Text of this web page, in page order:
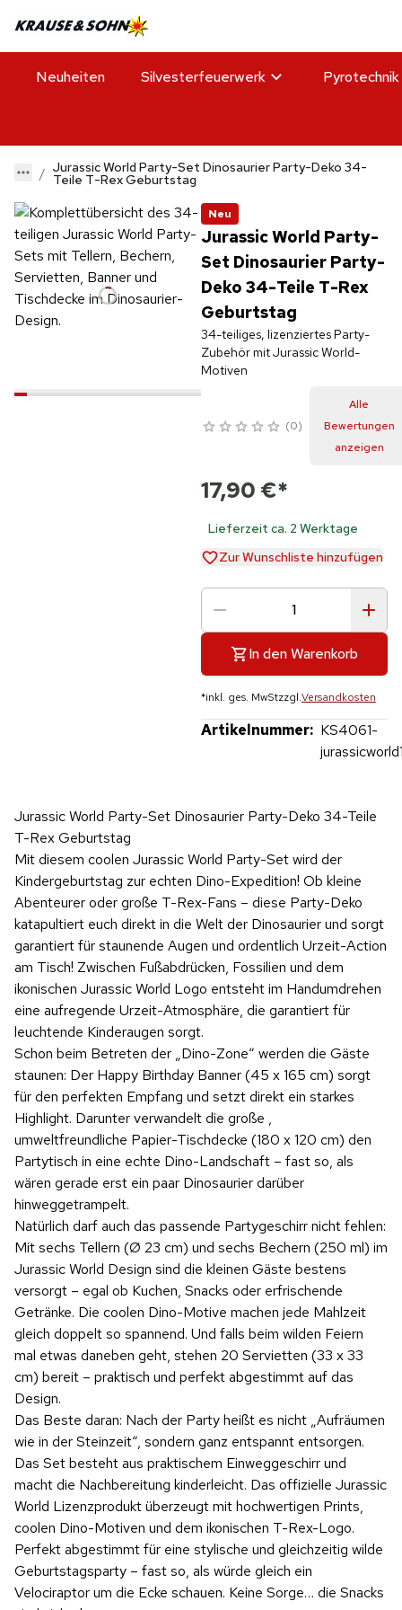
Neuheiten Silvesterfeuerwerk Pyrotechnik
Jurassic World Party-Set Dinosaurier Party-Deko 34-
Teile T-Rex Geburtstag
Neu
Jurassic World Party-
Set Dinosaurier Party-
Deko 34-Teile T-Rex
Geburtstag
34-teiliges, lizenziertes Party-
Zubehör mit Jurassic World-
Motiven
0
Alle
Bewertungen
anzeigen
17,90 €*
Lieferzeit ca. 2 Werktage
Zur Wunschliste hinzufügen
In den Warenkorb
*inkl. ges. MwStzzgl.Versandkosten
Artikelnummer: KS4061-
Jurassic World Party-Set Dinosaurier Party-Deko 34-Teile
T-Rex Geburtstag
Mit diesem coolen Jurassic World Party-Set wird der
Kindergeburtstag zur echten Dino-Expedition! Ob kleine
Abenteurer oder große T-Rex-Fans – diese Party-Deko
katapultiert euch direkt in die Welt der Dinosaurier und sorgt
garantiert für staunende Augen und ordentlich Urzeit-Action
am Tisch! Zwischen Fußabdrücken, Fossilien und dem
ikonischen Jurassic World Logo entsteht im Handumdrehen
eine aufregende Urzeit-Atmosphäre, die garantiert für
leuchtende Kinderaugen sorgt.
Schon beim Betreten der „Dino-Zone“ werden die Gäste
staunen: Der Happy Birthday Banner (45 x 165 cm) sorgt
für den perfekten Empfang und setzt direkt ein starkes
Highlight. Darunter verwandelt die große ,
umweltfreundliche Papier-Tischdecke (180 x 120 cm) den
Partytisch in eine echte Dino-Landschaft – fast so, als
wären gerade erst ein paar Dinosaurier darüber
hinweggetrampelt.
Natürlich darf auch das passende Partygeschirr nicht fehlen:
Mit sechs Tellern (Ø 23 cm) und sechs Bechern (250 ml) im
Jurassic World Design sind die kleinen Gäste bestens
versorgt – egal ob Kuchen, Snacks oder erfrischende
Getränke. Die coolen Dino-Motive machen jede Mahlzeit
gleich doppelt so spannend. Und falls beim wilden Feiern
mal etwas daneben geht, stehen 20 Servietten (33 x 33
cm) bereit – praktisch und perfekt abgestimmt auf das
Design.
Das Beste daran: Nach der Party heißt es nicht „Aufräumen
wie in der Steinzeit“, sondern ganz entspannt entsorgen.
Das Set besteht aus praktischem Einweggeschirr und
macht die Nachbereitung kinderleicht. Das offizielle Jurassic
World Lizenzprodukt überzeugt mit hochwertigen Prints,
coolen Dino-Motiven und dem ikonischen T-Rex-Logo.
Perfekt abgestimmt für eine stylische und gleichzeitig wilde
Geburtstagsparty – fast so, als würde gleich ein
Velociraptor um die Ecke schauen. Keine Sorge… die Snacks